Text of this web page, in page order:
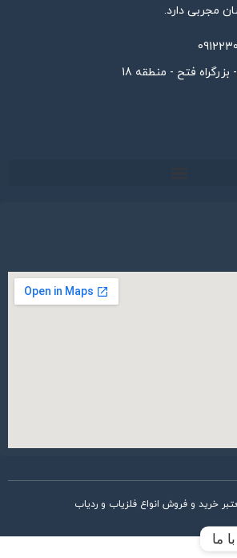
مجربی دارد.
فتح - منطقه 18
خرید و فروش انواع فلزیاب و ردیاب
ما